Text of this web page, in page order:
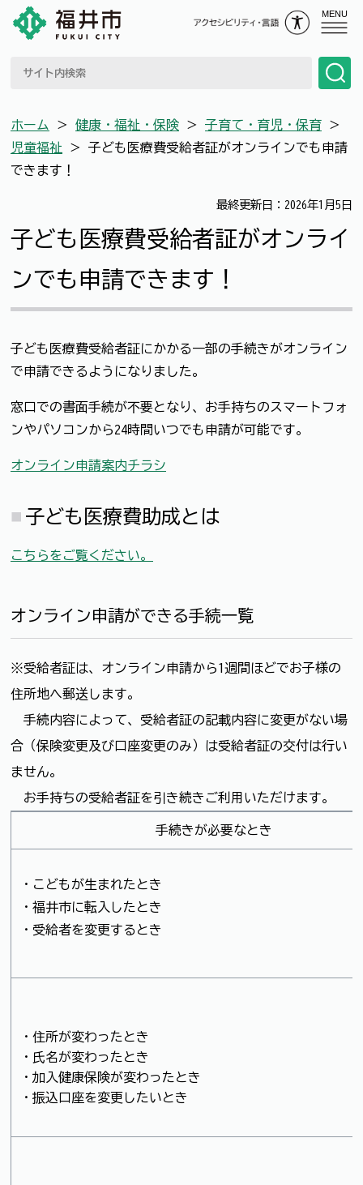
MENU
ホーム ＞ 健康・福祉・保険 ＞ 子育て・育児・保育 ＞
児童福祉 ＞ 子ども医療費受給者証がオンラインでも申請
できます！
最終更新日：2026年1月5日
子ども医療費受給者証がオンライ
ンでも申請できます！
子ども医療費受給者証にかかる一部の手続きがオンライン
で申請できるようになりました。
窓口での書面手続が不要となり、お手持ちのスマートフォ
ンやパソコンから24時間いつでも申請が可能です。
オンライン申請案内チラシ
子ども医療費助成とは
こちらをご覧ください。
オンライン申請ができる手続一覧
※受給者証は、オンライン申請から1週間ほどでお子様の
住所地へ郵送します。
手続内容によって、受給者証の記載内容に変更がない場
合（保険変更及び口座変更のみ）は受給者証の交付は行い
ません。
お手持ちの受給者証を引き続きご利用いただけます。
手続きが必要なとき
・こどもが生まれたとき
・福井市に転入したとき
・受給者を変更するとき
・住所が変わったとき
・氏名が変わったとき
・加入健康保険が変わったとき
・振込口座を変更したいとき